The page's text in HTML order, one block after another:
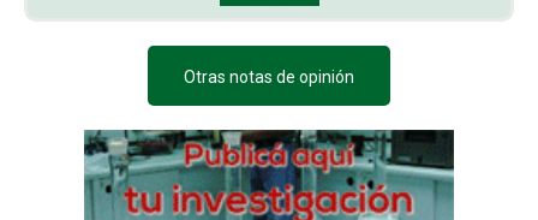
Otras notas de opinión